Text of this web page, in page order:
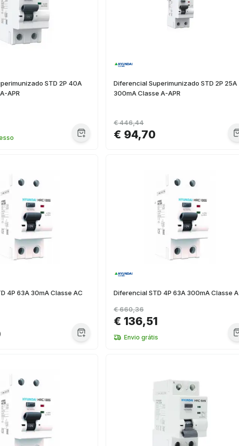
STD 2P 40A
APR
Diferencial Superimunizado STD 2P 25A
300mA Classe A-APR
€ 94,70
€ 446,44
4P 63A 30mA Classe AC Diferencial STD 4P 63A 300mA Classe A
€ 136,51
€ 660,36
Envio grátis